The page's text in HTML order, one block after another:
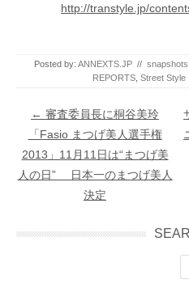
http://transtyle.jp/
Posted by: ANNEXTS.JP // snapshots
REPORTS Street Style
Post navigation
← 審査委員長に桐谷美玲
「Fasio まつげ美人選手権
2013」11月11日は“まつげ美
人の日” 日本一のまつげ美人
決定